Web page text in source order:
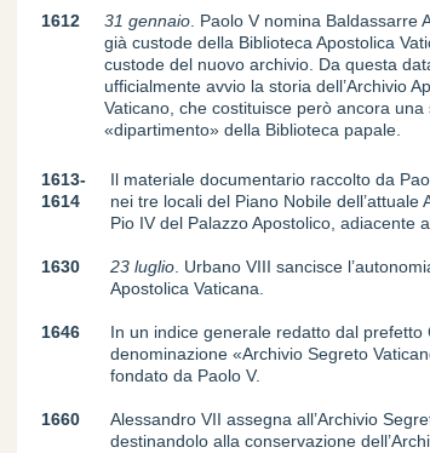
1612 31 gennaio . Paolo V nomina Baldassarre
già custode della Biblioteca Apostolica
custode del nuovo archivio. Da questa
ufficialmente avvio la storia dell’Archivio
Vaticano, che costituisce però ancora una
«dipartimento» della Biblioteca papale.
1613-
1614
Il materiale documentario raccolto da
nei tre locali del Piano Nobile
Pio IV del Palazzo Apostolico, adiacente
1630 23 luglio . Urbano VIII sancisce
Apostolica Vaticana.
1646
In un indice generale redatto dal
denominazione «Archivio Segreto
fondato da Paolo V.
1660
Alessandro VII assegna all’Archivio
destinandolo alla conservazione